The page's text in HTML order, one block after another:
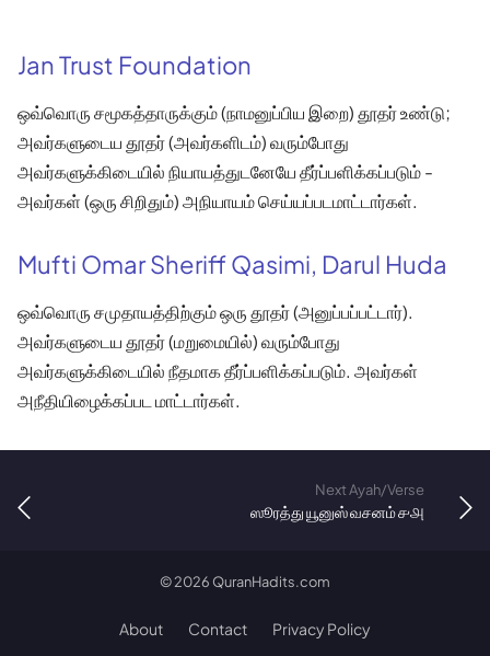
Jan Trust Foundation
ஒவ்வொரு சமூகத்தாருக்கும் (நாமனுப்பிய இறை) தூதர் உண்டு;
அவர்களுடைய தூதர் (அவர்களிடம்) வரும்போது
அவர்களுக்கிடையில் நியாயத்துடனேயே தீர்ப்பளிக்கப்படும் -
அவர்கள் (ஒரு சிறிதும்) அநியாயம் செய்யப்படமாட்டார்கள்.
Mufti Omar Sheriff Qasimi, Darul Huda
ஒவ்வொரு சமுதாயத்திற்கும் ஒரு தூதர் (அனுப்பப்பட்டார்).
அவர்களுடைய தூதர் (மறுமையில்) வரும்போது
அவர்களுக்கிடையில் நீதமாக தீர்ப்பளிக்கப்படும். அவர்கள்
அநீதியிழைக்கப்பட மாட்டார்கள்.
Next Ayah/Verse
ஸூரத்து யூனுஸ் வசனம் ௪௮
©2026 QuranHadits.com
About Contact Privacy Policy